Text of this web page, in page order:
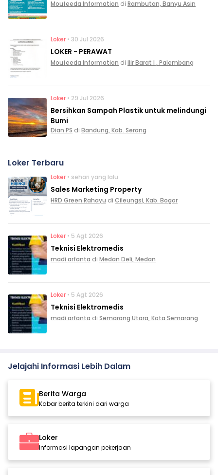
Moufeeda Information di Rambutan, Banyu Asin
Loker • 30 Jul 2026
LOKER - PERAWAT
Moufeeda Information di Ilir Barat I , Palembang
Loker • 29 Jul 2026
Bersihkan Sampah Plastik untuk melindungi
Bumi
Dian PS di Bandung, Kab. Serang
Loker Terbaru
Loker • sehari yang lalu
Sales Marketing Property
HRD Green Rahayu di Cileungsi, Kab. Bogor
Loker • 5 Agt 2026
Teknisi Elektromedis
madi arfanta di Medan Deli, Medan
Loker • 5 Agt 2026
Teknisi Elektromedis
madi arfanta di Semarang Utara, Kota Semarang
Jelajahi Informasi Lebih Dalam
Berita Warga
Kabar berita terkini dari warga
Loker
Informasi lapangan pekerjaan